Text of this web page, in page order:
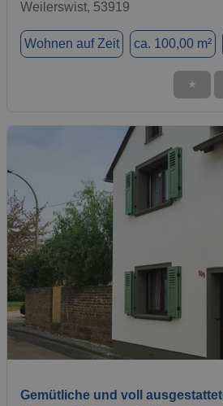
Weilerswist, 53919
Wohnen auf Zeit ca. 100,00 m²
★
Gemütliche und voll